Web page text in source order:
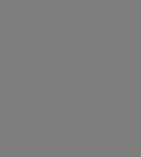
miljömärkning
stränga krav
genom hela sin